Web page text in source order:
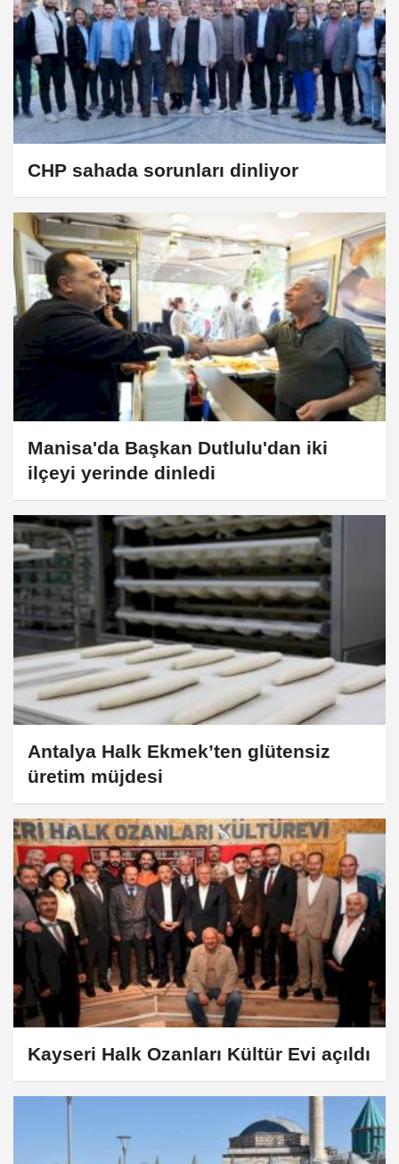
CHP sahada sorunları dinliyor
Manisa'da Başkan Dutlulu'dan iki
ilçeyi yerinde dinledi
Antalya Halk Ekmek’ten glütensiz
üretim müjdesi
Kayseri Halk Ozanları Kültür Evi açıldı